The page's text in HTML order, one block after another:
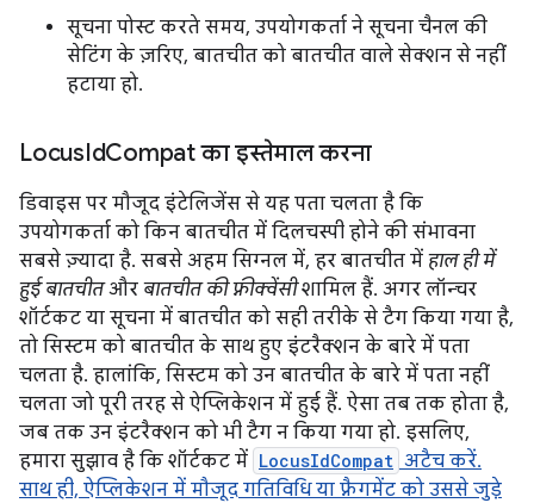
सूचना पोस्ट करते समय, उपयोगकर्ता ने सूचना चैनल की
सेटिंग के ज़रिए, बातचीत को बातचीत वाले सेक्शन से नहीं
हटाया हो.
LocusIdCompat का इस्तेमाल करना
डिवाइस पर मौजूद इंटेलिजेंस से यह पता चलता है कि
उपयोगकर्ता को किन बातचीत में दिलचस्पी होने की संभावना
सबसे ज़्यादा है. सबसे अहम सिग्नल में, हर बातचीत में हाल ही में
हुई बातचीतऔर बातचीत की फ़्रीक्वेंसीशामिल हैं. अगर लॉन्चर
शॉर्टकट या सूचना में बातचीत को सही तरीके से टैग किया गया है,
तो सिस्टम को बातचीत के साथ हुए इंटरैक्शन के बारे में पता
चलता है. हालांकि, सिस्टम को उन बातचीत के बारे में पता नहीं
चलता जो पूरी तरह से ऐप्लिकेशन में हुई हैं. ऐसा तब तक होता है,
जब तक उन इंटरैक्शन को भी टैग न किया गया हो. इसलिए,
हमारा सुझाव है कि शॉर्टकट में LocusIdCompat अटैच करें.
साथ ही, ऐप्लिकेशन में मौजूद गतिविधि या फ़्रैगमेंट को उससे जुड़े